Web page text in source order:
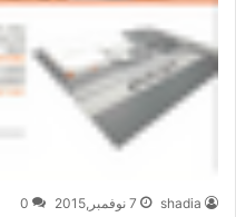
shadia 7 نوفمبر,2015 0